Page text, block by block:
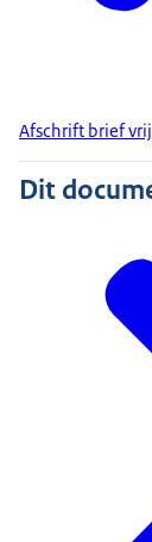
Afschrift brief
Dit